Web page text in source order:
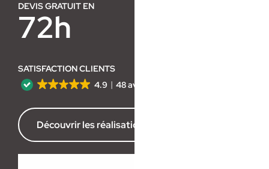
DEVIS GRATUIT EN
72h
SATISFACTION CLIENTS
4.9
48 avis
Découvrir les réalisations de l’agence